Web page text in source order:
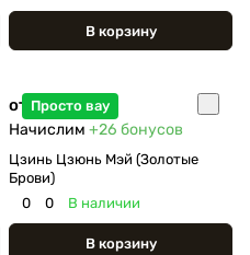
В корзину
Просто вау
от 520 ₽
Начислим +26 бонусов
Цзинь Цзюнь Мэй (Золотые
Брови)
0
0 В наличии
В корзину